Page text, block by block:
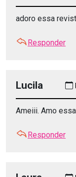
adoro essa
Responder
Lucila
Ameiii. Amo
Responder